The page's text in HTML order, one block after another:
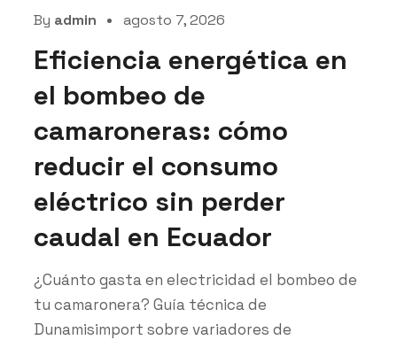
By admin agosto 7, 2026
Eficiencia energética en
el bombeo de
camaroneras: cómo
reducir el consumo
eléctrico sin perder
caudal en Ecuador
¿Cuánto gasta en electricidad el bombeo de
tu camaronera? Guía técnica de
Dunamisimport sobre variadores de